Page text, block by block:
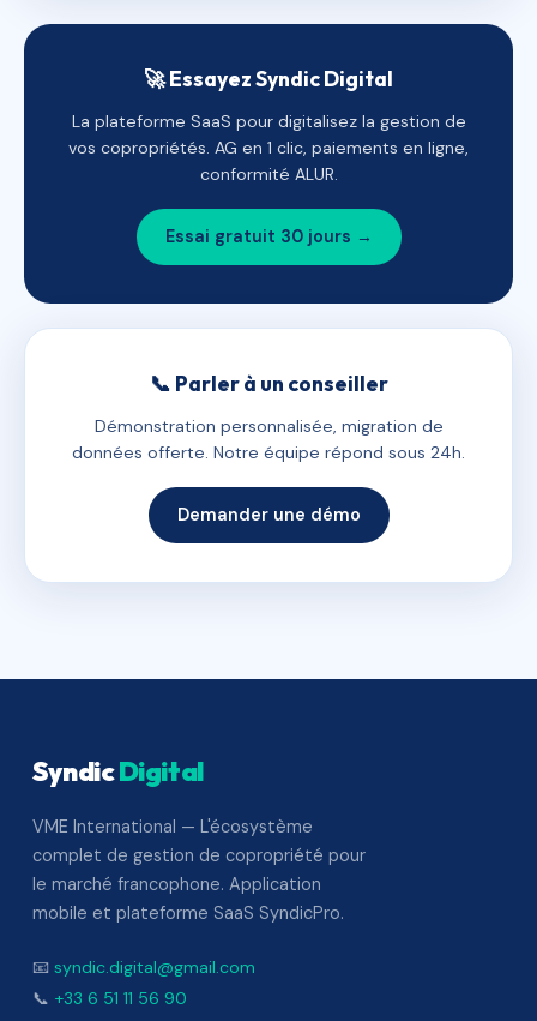
🚀 Essayez Syndic Digital
La plateforme SaaS pour digitalisez la gestion de
vos copropriétés. AG en 1 clic, paiements en ligne,
conformité ALUR.
Essai gratuit 30 jours →
📞 Parler à un conseiller
Démonstration personnalisée, migration de
données offerte. Notre équipe répond sous 24h.
Demander une démo
SyndicDigital
VME International — L'écosystème
complet de gestion de copropriété pour
le marché francophone. Application
mobile et plateforme SaaS SyndicPro.
📧 syndic.digital@gmail.com
📞 +33 6 51 11 56 90